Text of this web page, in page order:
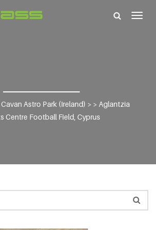
Cavan Astro Park (Ireland) > > Aglantzia
Centre Football Field, Cyprus